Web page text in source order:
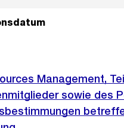
Management,
sowie des